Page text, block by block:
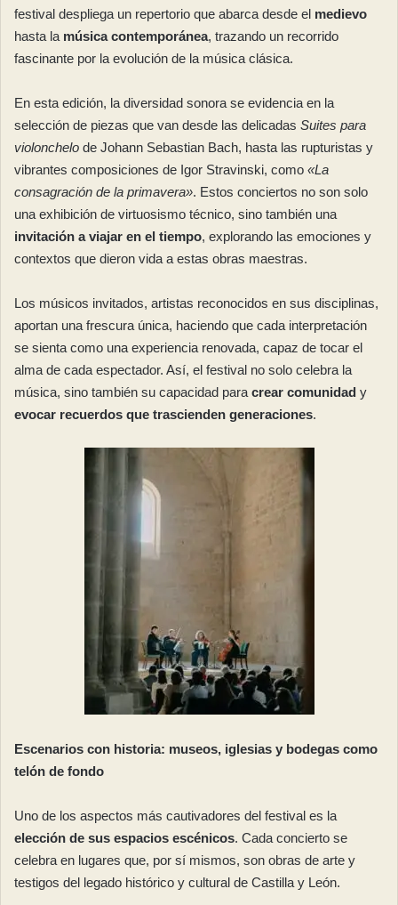
festival despliega un repertorio que abarca desde el medievo
hasta la música contemporánea, trazando un recorrido
fascinante por la evolución de la música clásica.
En esta edición, la diversidad sonora se evidencia en la
selección de piezas que van desde las delicadas Suites para
violonchelo de Johann Sebastian Bach, hasta las rupturistas y
vibrantes composiciones de Igor Stravinski, como «La
consagración de la primavera». Estos conciertos no son solo
una exhibición de virtuosismo técnico, sino también una
invitación a viajar en el tiempo, explorando las emociones y
contextos que dieron vida a estas obras maestras.
Los músicos invitados, artistas reconocidos en sus disciplinas,
aportan una frescura única, haciendo que cada interpretación
se sienta como una experiencia renovada, capaz de tocar el
alma de cada espectador. Así, el festival no solo celebra la
música, sino también su capacidad para crear comunidad y
evocar recuerdos que trascienden generaciones.
Escenarios con historia: museos, iglesias y bodegas como
telón de fondo
Uno de los aspectos más cautivadores del festival es la
elección de sus espacios escénicos. Cada concierto se
celebra en lugares que, por sí mismos, son obras de arte y
testigos del legado histórico y cultural de Castilla y León.